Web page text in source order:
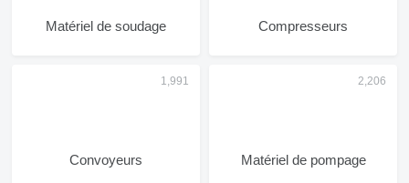
Matériel de soudage Compresseurs
Convoyeurs Matériel de pompage